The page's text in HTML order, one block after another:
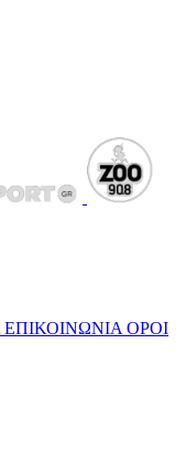
ΕΠΙΚΟΙΝΩΝΙΑ ΟΡΟΙ